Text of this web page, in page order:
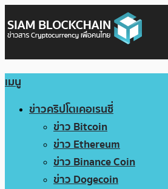
เมนู
ข่าวคริปโตเคอเรนซี่
ข่าว Bitcoin
ข่าว Ethereum
ข่าว Binance Coin
ข่าว Dogecoin